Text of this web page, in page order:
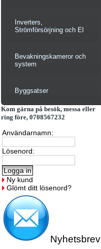
Inverters,
Strömförsörjning och El
Bevakningskameror och
system
Byggsatser
Kom gärna på besök, messa eller
ring före, 0708567232
Användarnamn:
Lösenord:
Ny kund
Glömt ditt lösenord?
Nyhetsbrev